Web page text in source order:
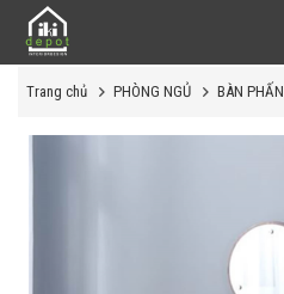
Trang chủ PHÒNG NGỦ BÀN PHẤN